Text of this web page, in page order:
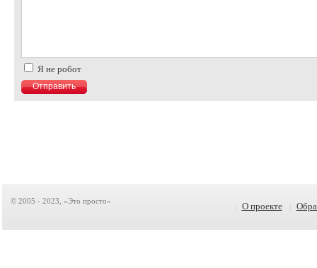
Я не робот
© 2005 - 2023, «Это просто» О проекте